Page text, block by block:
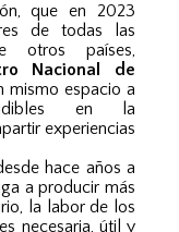
que en 2023
de todas las
otros países,
Nacional de
mismo espacio a
en la
experiencias
hace años a
a producir más
la labor de los
necesaria, útil y